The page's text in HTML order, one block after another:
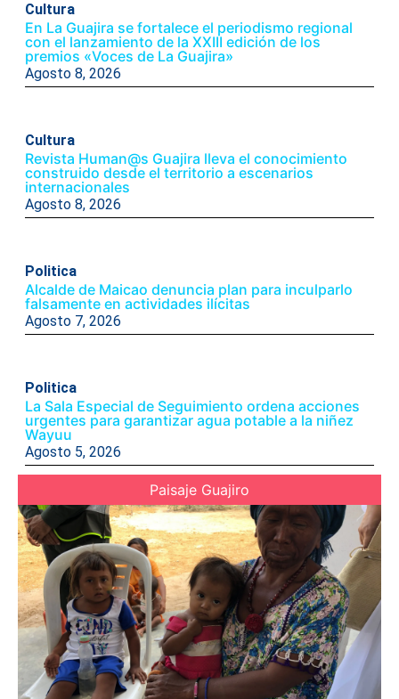
Cultura
En La Guajira se fortalece el periodismo regional
con el lanzamiento de la XXIII edición de los
premios «Voces de La Guajira»
Agosto 8, 2026
Cultura
Revista Human@s Guajira lleva el conocimiento
construido desde el territorio a escenarios
internacionales
Agosto 8, 2026
Politica
Alcalde de Maicao denuncia plan para inculparlo
falsamente en actividades ilícitas
Agosto 7, 2026
Politica
La Sala Especial de Seguimiento ordena acciones
urgentes para garantizar agua potable a la niñez
Wayuu
Agosto 5, 2026
Paisaje Guajiro